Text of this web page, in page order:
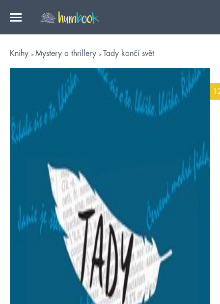
Knihy Mystery a thrillery Tady končí svět